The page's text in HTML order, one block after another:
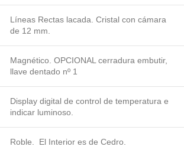
Líneas Rectas lacada. Cristal con cámara
de 12 mm.
Magnético. OPCIONAL cerradura embutir,
llave dentado nº 1
Display digital de control de temperatura e
indicar luminoso.
Roble. El Interior es de Cedro.